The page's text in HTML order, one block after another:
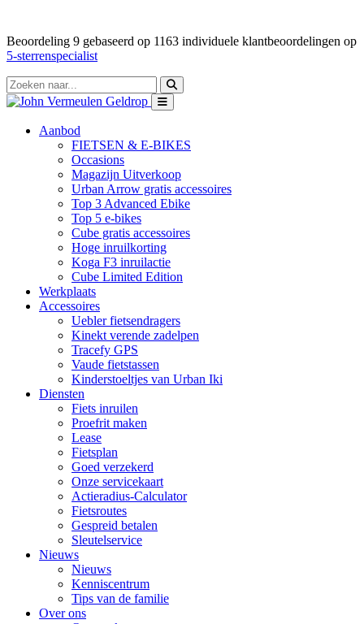
Beoordeling 9 gebaseerd op 1163 individuele klantbeoordelingen op
5-sterrenspecialist
Aanbod
FIETSEN & E-BIKES
Occasions
Magazijn Uitverkoop
Urban Arrow gratis accessoires
Top 3 Advanced Ebike
Top 5 e-bikes
Cube gratis accessoires
Hoge inruilkorting
Koga F3 inruilactie
Cube Limited Edition
Werkplaats
Accessoires
Uebler fietsendragers
Kinekt verende zadelpen
Tracefy GPS
Vaude fietstassen
Kinderstoeltjes van Urban Iki
Diensten
Fiets inruilen
Proefrit maken
Lease
Fietsplan
Goed verzekerd
Onze servicekaart
Actieradius-Calculator
Fietsroutes
Gespreid betalen
Sleutelservice
Nieuws
Nieuws
Kenniscentrum
Tips van de familie
Over ons